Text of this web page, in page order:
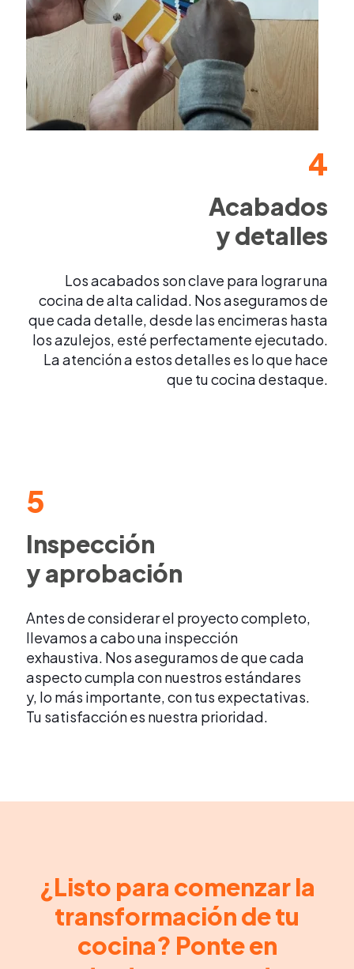
4
Acabados
y detalles
Los acabados son clave para lograr una
cocina de alta calidad. Nos aseguramos de
que cada detalle, desde las encimeras hasta
los azulejos, esté perfectamente ejecutado.
La atención a estos detalles es lo que hace
que tu cocina destaque.
5
Inspección
y aprobación
Antes de considerar el proyecto completo,
llevamos a cabo una inspección
exhaustiva. Nos aseguramos de que cada
aspecto cumpla con nuestros estándares
y, lo más importante, con tus expectativas.
Tu satisfacción es nuestra prioridad.
¿Listo para comenzar la
transformación de tu
cocina? Ponte en